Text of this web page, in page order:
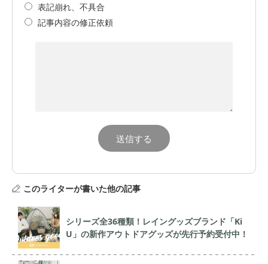
表記崩れ、不具合
記事内容の修正依頼
このライターが書いた他の記事
シリーズ全36種類！レイングッズブランド「Ki
U」の新作アウトドアグッズが先行予約受付中！